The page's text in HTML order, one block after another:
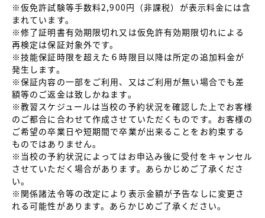
※仮免許試験等手数料2,900円（非課税）が表示料金には含
まれています。
※修了証明書有効期限切れ又は仮免許有効期限切れによる
再検定は保証対象外です。
※技能保証時限を超えた６時限目以降は所定の追加料金が
発生します。
※保証内容の一部をご利用、又はご利用が無い場合でも差
額等のご返金は致しかねます。
※教習スケジュールは当校の予約状況を確認した上でお客様
のご都合に合わせて作成させていただくものです。お客様の
ご希望の卒業日や短期間で卒業が出来ることをお約束する
ものではありません。
※当校の予約状況によってはお申込み後に受付をキャンセル
させていただく場合があります。あらかじめご了承くださ
い。
※関係諸法令等の改定により表示金額が予告なしに変更さ
れる可能性があります。 あらかじめご了承ください。